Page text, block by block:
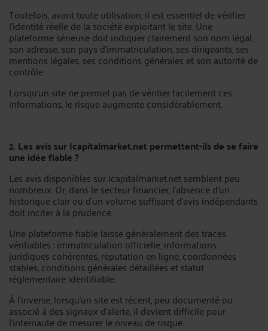
Toutefois, avant toute utilisation, il est essentiel de vérifier
l’identité réelle de la société exploitant le site. Une
plateforme sérieuse doit indiquer clairement son nom légal,
son adresse, son pays d’immatriculation, ses dirigeants, ses
mentions légales, ses conditions générales et son autorité de
contrôle.
Lorsqu’un site ne permet pas de vérifier facilement ces
informations, le risque augmente considérablement.
2. Les avis sur Icapitalmarket.net permettent-ils de se faire
une idée fiable ?
Les avis disponibles sur Icapitalmarket.net semblent peu
nombreux. Or, dans le secteur financier, l’absence d’un
historique clair ou d’un volume suffisant d’avis indépendants
doit inciter à la prudence.
Une plateforme fiable laisse généralement des traces
vérifiables : immatriculation officielle, informations
juridiques cohérentes, réputation en ligne, coordonnées
stables, conditions générales détaillées et statut
réglementaire identifiable.
À l’inverse, lorsqu’un site est récent, peu documenté ou
associé à des signaux d’alerte, il devient difficile pour
l’internaute de mesurer le niveau de risque.